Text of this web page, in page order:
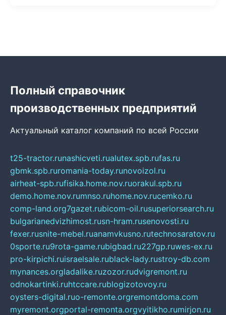
Полный справочник
производственных предприятий
Актуальный каталог компаний по всей России
t25-tractor.runashicveti.rualutex.spb.rufas.ru
gbmk.spb.ruromania-today.runovoizol.ru
airheat-spb.rufisika.home.nov.ruorakul.spb.ru
demo.home.nov.rumnso.ruhome.nov.rucemko.ru
comp-land.org7gazet.rubicom-oil.rusuperiorsearch.ru
bulgarianedvizhimost.rusn-hram.rusenovosti.ru
fexer.rusnite-mebel.ruanamvkusno.rutechnosaratov.ru
0sporte.ru9rota-game.rubigbad.ru227gp.ruwes-ex.ru
pro-kirpichi.ruisraelsale.rublack-lady.rustroy-db.com
mynances.orgladalike.ruzozor.rudvigremont.ru
odnokartinki.ruhtccare.rublogizotovoy.ru
oysters-digital.ruo-remonte.orgremontdoma.com
myremont.orgportal-remonta.orgvyitikho.rumirjon.ru